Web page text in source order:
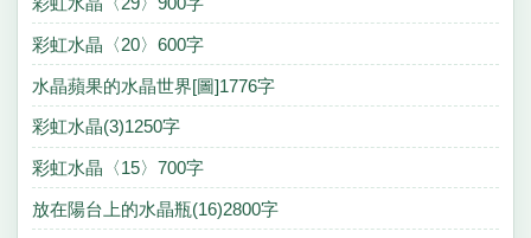
彩虹水晶〈20〉600字
水晶蘋果的水晶世界[圖]1776字
彩虹水晶(3)1250字
彩虹水晶〈15〉700字
放在陽台上的水晶瓶(16)2800字